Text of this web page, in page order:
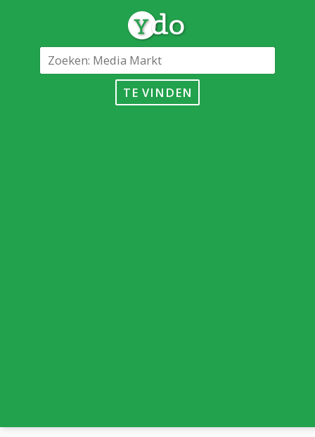
TE VINDEN